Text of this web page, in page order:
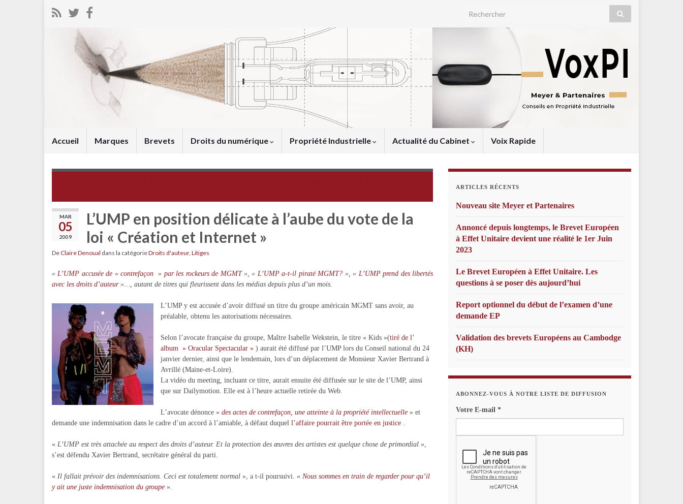
Search for:
Accueil Marques Brevets Droits du numérique Propriété Industrielle Actualité du Cabinet Voix Rapide
MAR
05
2009
L’UMP en position délicate à l’aube du vote de la
loi « Création et Internet »
De Claire Denoual dans la catégorieDroits d'auteur, Litiges
«L’UMP accusée de « contrefaçon » par les rockeurs de MGMT», « L’UMP a-t-il piraté MGMT? », « L’UMP prend des libertés
avec les droits d’auteur»…, autant de titres qui fleurissent dans les médias depuis plus d’un mois.
L’UMP y est accusée d’avoir diffusé un titre du groupe américain MGMT sans avoir, au
préalable, obtenu les autorisations nécessaires.
Selon l’avocate française du groupe, Maître Isabelle Wekstein, le titre « Kids »(tiré de l’
album » Oracular Spectacular « ) aurait été diffusé par l’UMP lors du Conseil national du 24
janvier dernier, ainsi que le lendemain, lors d’un déplacement de Monsieur Xavier Bertrand à
Avrillé (Maine-et-Loire).
La vidéo du meeting, incluant ce titre, aurait ensuite été diffusée sur le site de l’UMP, ainsi
que sur Dailymotion. Elle est à l’heure actuelle retirée du Web.
L’avocate dénonce « des actes de contrefaçon, une atteinte à la propriété intellectuelle » et
demande une indemnisation dans le cadre d’un accord à l’amiable, à défaut duquel l’affaire pourrait être portée en justice .
« L’UMP est très attachée au respect des droits d’auteur. Et la protection des œuvres des artistes est quelque chose de primordial »,
s’est défendu Xavier Bertrand, secrétaire général du parti.
« Il fallait prévoir des indemnisations. Ceci est totalement normal », a t-il poursuivi. « Nous sommes en train de regarder pour qu’il
y ait une juste indemnisation du groupe ».
ARTICLES RÉCENTS
Nouveau site Meyer et Partenaires
Annoncé depuis longtemps, le Brevet Européen
à Effet Unitaire devient une réalité le 1er Juin
2023
Le Brevet Européen à Effet Unitaire. Les
questions à se poser dès aujourd’hui
Report optionnel du début de l’examen d’une
demande EP
Validation des brevets Européens au Cambodge
(KH)
ABONNEZ-VOUS À NOTRE LISTE DE DIFFUSION
Votre E-mail *